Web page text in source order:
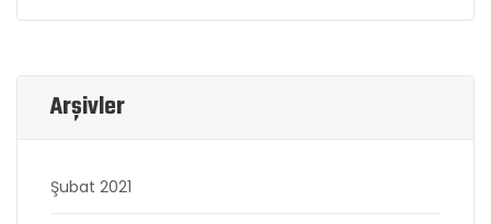
Arşivler
Şubat 2021